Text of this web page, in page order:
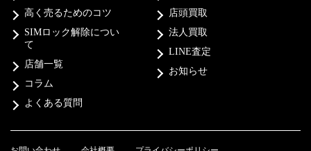
高く売るためのコツ
SIMロック解除につい
て
店舗一覧
コラム
よくある質問
店頭買取
法人買取
LINE査定
お知らせ